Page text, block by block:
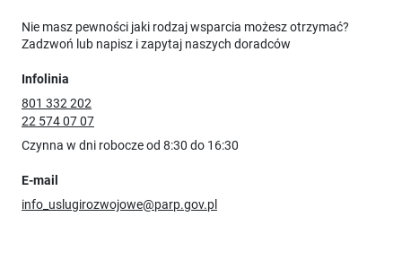
Nie masz pewności jaki rodzaj wsparcia możesz otrzymać?
Zadzwoń lub napisz i zapytaj naszych doradców
Infolinia
801 332 202
22 574 07 07
Czynna w dni robocze od 8:30 do 16:30
E-mail
info_uslugirozwojowe@parp.gov.pl